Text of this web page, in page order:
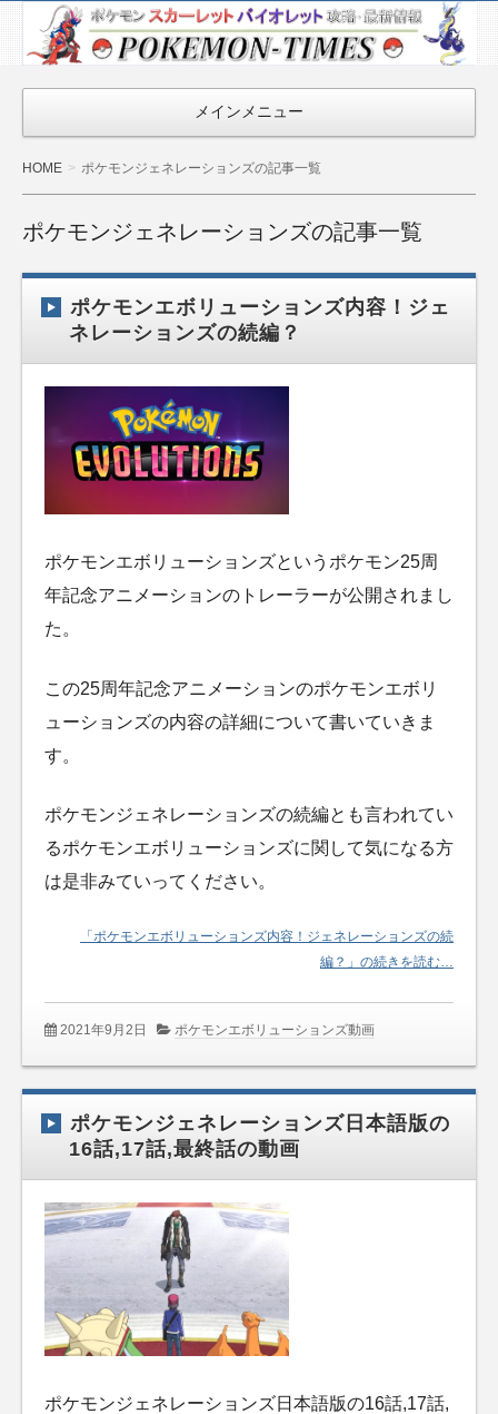
ポケモン最新
情報まとめ
『POKEMON-
TIMES』
メインメニュー
HOME ポケモンジェネレーションズの記事一覧
ポケモンジェネレーションズの記事一覧
ポケモンエボリューションズ内容！ジェ
ネレーションズの続編？
ポケモンエボリューションズというポケモン25周
年記念アニメーションのトレーラーが公開されまし
た。
この25周年記念アニメーションのポケモンエボリ
ューションズの内容の詳細について書いていきま
す。
ポケモンジェネレーションズの続編とも言われてい
るポケモンエボリューションズに関して気になる方
は是非みていってください。
「ポケモンエボリューションズ内容！ジェネレーションズの続
編？」の続きを読む…
2021年9月2日 ポケモンエボリューションズ動画
ポケモンジェネレーションズ日本語版の
16話,17話,最終話の動画
ポケモンジェネレーションズ日本語版の16話,17話,